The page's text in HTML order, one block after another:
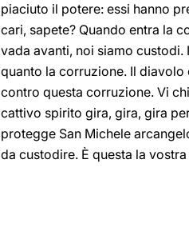
piaciuto il potere: essi hanno
cari, sapete? Quando entra la
vada avanti, noi siamo
quanto la corruzione. Il
contro questa corruzione. Vi
cattivo spirito gira, gira, gira
protegge San Michele
da custodire. È questa la